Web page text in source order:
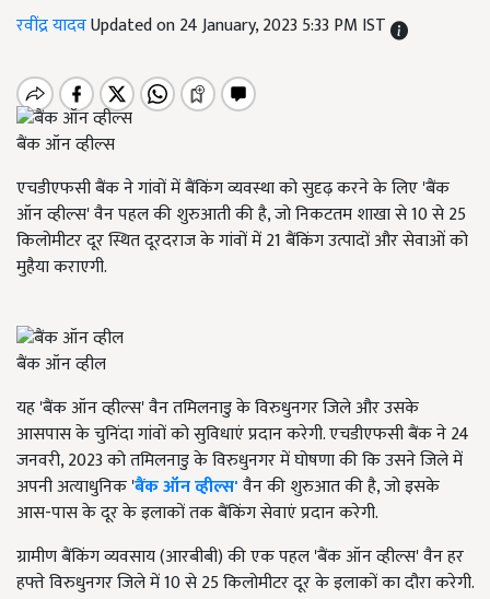
रवींद्र यादवUpdated on 24 January, 2023 5:33 PM IST
बैंक ऑन व्हील्स
एचडीएफसी बैंक ने गांवों में बैंकिंग व्यवस्था को सुदृढ़ करने के लिए 'बैंक
ऑन व्हील्स' वैन पहल की शुरुआती की है, जो निकटतम शाखा से 10 से 25
किलोमीटर दूर स्थित दूरदराज के गांवों में 21 बैंकिंग उत्पादों और सेवाओं को
मुहैया कराएगी.
बैंक ऑन व्हील
यह 'बैंक ऑन व्हील्स' वैन तमिलनाडु के विरुधुनगर जिले और उसके
आसपास के चुनिंदा गांवों को सुविधाएं प्रदान करेगी. एचडीएफसी बैंक ने 24
जनवरी, 2023 को तमिलनाडु के विरुधुनगर में घोषणा की कि उसने जिले में
अपनी अत्याधुनिक 'बैंक ऑन व्हील्स'वैन की शुरुआत की है, जो इसके
आस-पास के दूर के इलाकों तक बैंकिंग सेवाएं प्रदान करेगी.
ग्रामीण बैंकिंग व्यवसाय (आरबीबी) की एक पहल 'बैंक ऑन व्हील्स' वैन हर
हफ्ते विरुधुनगर जिले में 10 से 25 किलोमीटर दूर के इलाकों का दौरा करेगी.